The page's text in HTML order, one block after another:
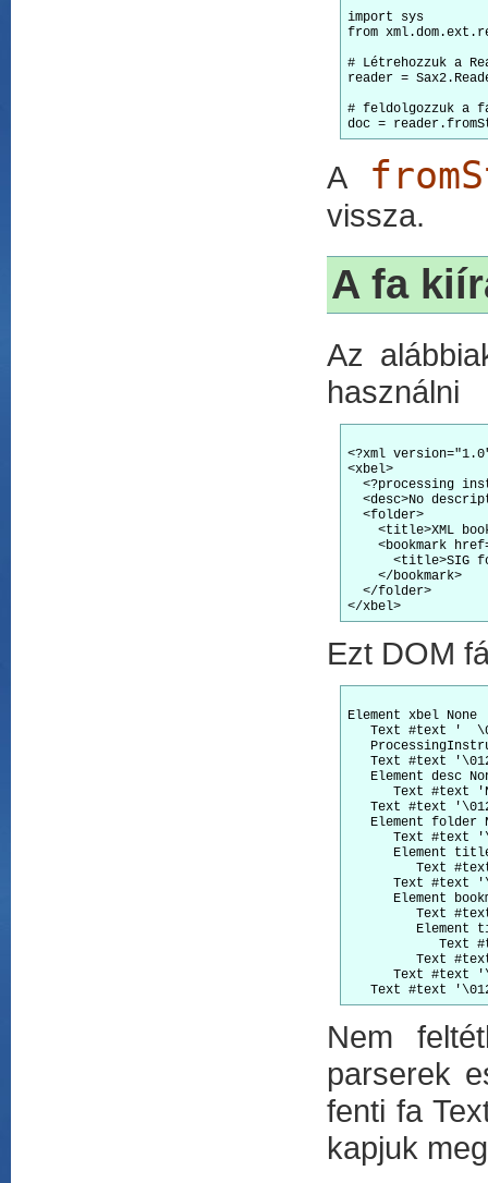
import sys
from
# Létrehozzuk a
reader =
# feldolgozzuk
A
vissza.
A fa
Az
használni
<?xml
<xbel>
<?processing
<desc>No
  <folder>
<title>XML
<bookmark
<title>SIG
    </bookmark>
  </folder>
Ezt DOM
Element xbel None
Text #text '
Text #text
Element desc
Text #text
Text #text
Element folder
Text #text
Element
Text
Text #text
Element
Text
Element
Text
Text
Text #text
Nem
parserek
fenti fa
kapjuk